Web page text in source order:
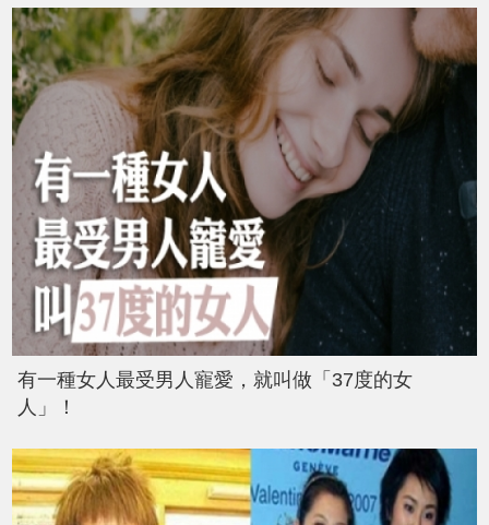
有一種女人最受男人寵愛，就叫做「37度的女
人」！